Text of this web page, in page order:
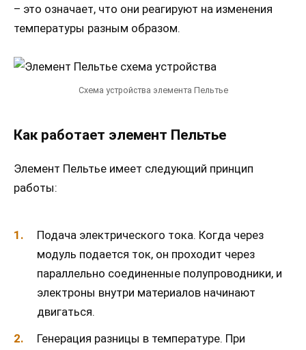
– это означает, что они реагируют на изменения
температуры разным образом.
Схема устройства элемента Пельтье
Как работает элемент Пельтье
Элемент Пельтье имеет следующий принцип
работы:
Подача электрического тока. Когда через
модуль подается ток, он проходит через
параллельно соединенные полупроводники, и
электроны внутри материалов начинают
двигаться.
Генерация разницы в температуре. При